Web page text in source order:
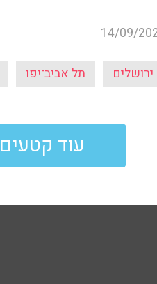
14/09/
ירושלים תל אביב־יפו
עוד קטעים